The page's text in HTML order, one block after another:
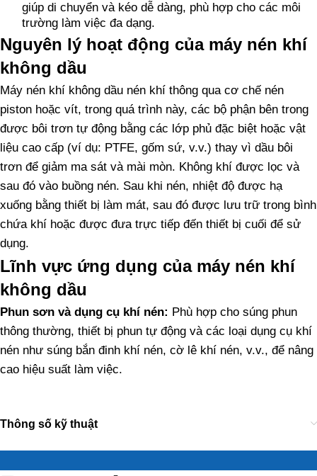
giúp di chuyển và kéo dễ dàng, phù hợp cho các môi
trường làm việc đa dạng.
Nguyên lý hoạt động của máy nén khí
không dầu
Máy nén khí không dầu nén khí thông qua cơ chế nén
piston hoặc vít, trong quá trình này, các bộ phận bên trong
được bôi trơn tự động bằng các lớp phủ đặc biệt hoặc vật
liệu cao cấp (ví dụ: PTFE, gốm sứ, v.v.) thay vì dầu bôi
trơn để giảm ma sát và mài mòn. Không khí được lọc và
sau đó vào buồng nén. Sau khi nén, nhiệt độ được hạ
xuống bằng thiết bị làm mát, sau đó được lưu trữ trong bình
chứa khí hoặc được đưa trực tiếp đến thiết bị cuối để sử
dụng.
Lĩnh vực ứng dụng của máy nén khí
không dầu
Phun sơn và dụng cụ khí nén: Phù hợp cho súng phun
thông thường, thiết bị phun tự động và các loại dụng cụ khí
nén như súng bắn đinh khí nén, cờ lê khí nén, v.v., để nâng
cao hiệu suất làm việc.
Thông số kỹ thuật